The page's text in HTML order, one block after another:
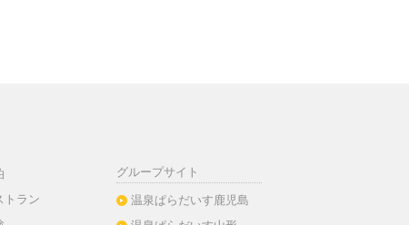
トラン
グループサイト
温泉ぱらだいす鹿児島